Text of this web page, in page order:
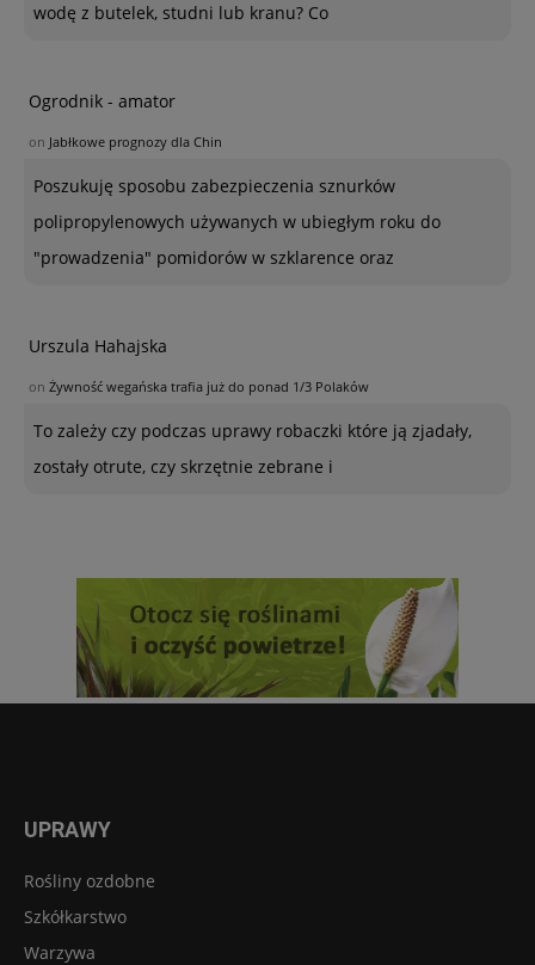
wodę z butelek, studni lub kranu? Co
Ogrodnik - amator
on Jabłkowe prognozy dla Chin
Poszukuję sposobu zabezpieczenia sznurków
polipropylenowych używanych w ubiegłym roku do
"prowadzenia" pomidorów w szklarence oraz
Urszula Hahajska
on Żywność wegańska trafia już do ponad 1/3 Polaków
To zależy czy podczas uprawy robaczki które ją zjadały,
zostały otrute, czy skrzętnie zebrane i
UPRAWY
Rośliny ozdobne
Szkółkarstwo
Warzywa